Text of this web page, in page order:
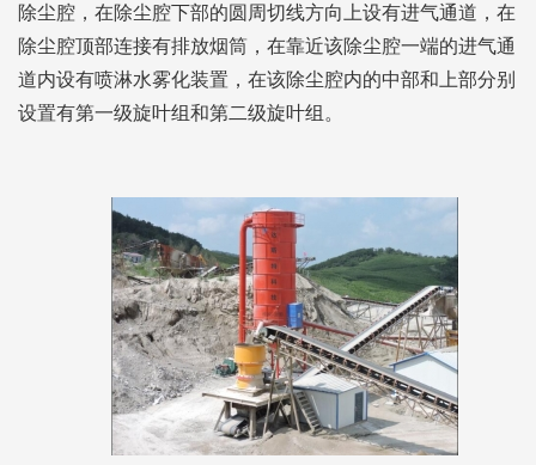
除尘腔，在除尘腔下部的圆周切线方向上设有进气通道，在
除尘腔顶部连接有排放烟筒，在靠近该除尘腔一端的进气通
道内设有喷淋水雾化装置，在该除尘腔内的中部和上部分别
设置有第一级旋叶组和第二级旋叶组。